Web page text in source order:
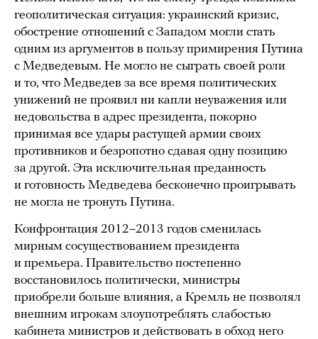
геополитическая ситуация: украинский кризис,
обострение отношений с Западом могли стать
одним из аргументов в пользу примирения Путина
с Медведевым. Не могло не сыграть своей роли
и то, что Медведев за все время политических
унижений не проявил ни капли неуважения или
недовольства в адрес президента, покорно
принимая все удары растущей армии своих
противников и безропотно сдавая одну позицию
за другой. Эта исключительная преданность
и готовность Медведева бесконечно проигрывать
не могла не тронуть Путина.
Конфронтация 2012–2013 годов сменилась
мирным сосуществованием президента
и премьера. Правительство постепенно
восстановилось политически, министры
приобрели больше влияния, а Кремль не позволял
внешним игрокам злоупотреблять слабостью
кабинета министров и действовать в обход него